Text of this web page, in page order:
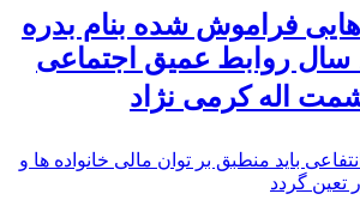
فراموش شده بنام بدره
و سربندر با ۶۰ سال روابط عمیق اجتماعی
اله کرمی نژاد